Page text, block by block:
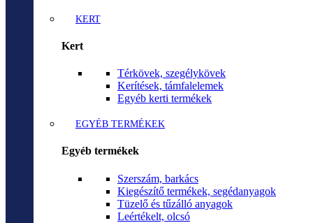
KERT
Kert
Térkövek, szegélykövek
Kerítések, támfalelemek
Egyéb kerti termékek
EGYÉB TERMÉKEK
Egyéb termékek
Szerszám, barkács
Kiegészítő termékek, segédanyagok
Tüzelő és tűzálló anyagok
Leértékelt, olcsó